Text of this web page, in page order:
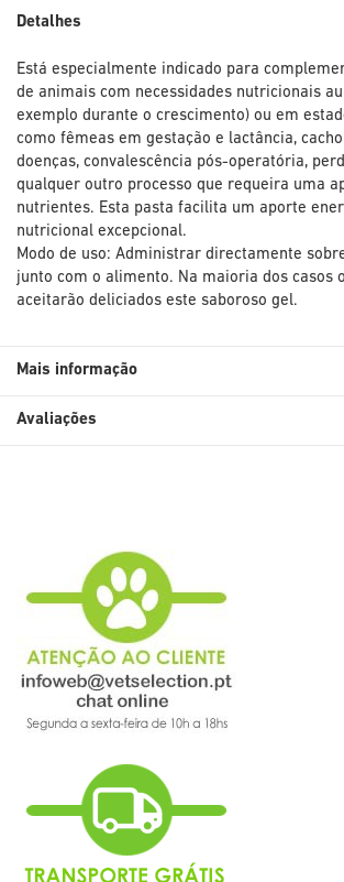
Detalhes
Está especialmente indicado para
de animais com necessidades nutricionais
exemplo durante o crescimento) ou em
como fêmeas em gestação e lactância,
doenças, convalescência pós-operatória,
qualquer outro processo que requeira uma
nutrientes. Esta pasta facilita um aporte
nutricional excepcional.
Modo de uso: Administrar directamente
junto com o alimento. Na maioria dos casos
aceitarão deliciados este saboroso gel.
Mais informação
Avaliações